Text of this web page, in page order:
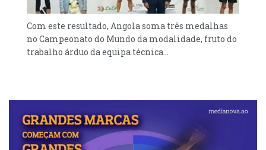
Com este resultado, Angola soma três medalhas
no Campeonato do Mundo da modalidade, fruto do
trabalho árduo da equipa técnica...